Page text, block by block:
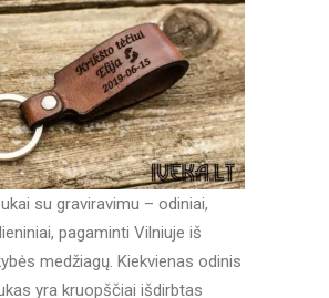
su graviravimu – odiniai,
pagaminti Vilniuje iš
medžiagų. Kiekvienas odinis
yra kruopščiai išdirbtas